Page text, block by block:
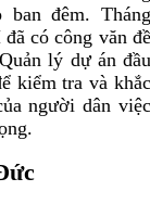
đêm.
có công văn
lý dự án
kiểm tra và
người dân